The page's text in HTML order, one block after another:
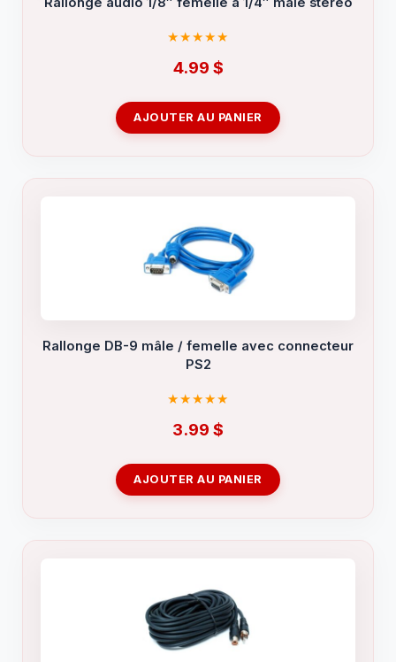
4.99 $
AJOUTER AU PANIER
Rallonge DB-9 mâle / femelle avec connecteur
PS2
3.99 $
AJOUTER AU PANIER